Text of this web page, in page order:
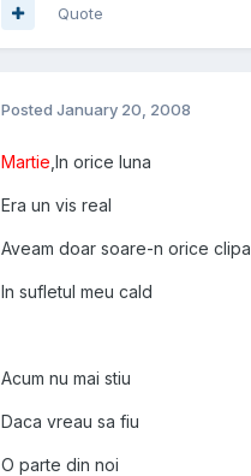
Quote
Posted January 20, 2008
Martie ,In orice luna
Era un vis real
Aveam doar soare-n orice clipa
In sufletul meu cald
Acum nu mai stiu
Daca vreau sa fiu
O parte din noi